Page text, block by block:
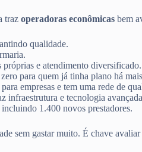
traz operadoras econômicas bem
qualidade.
próprias e atendimento diversificado.
para quem já tinha plano há
empresas e tem uma rede de
infraestrutura e tecnologia
1.400 novos prestadores.
sem gastar muito. É chave